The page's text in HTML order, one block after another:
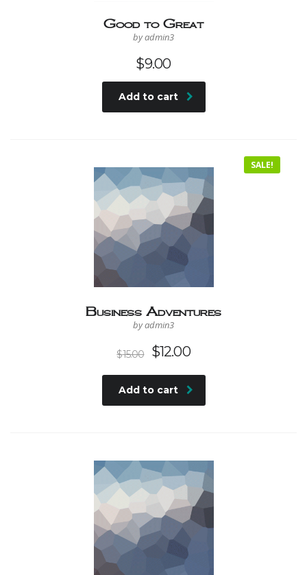
Good to Great
by admin3
$9.00
Add to cart
SALE!
Business Adventures
by admin3
$15.00 $12.00
Add to cart